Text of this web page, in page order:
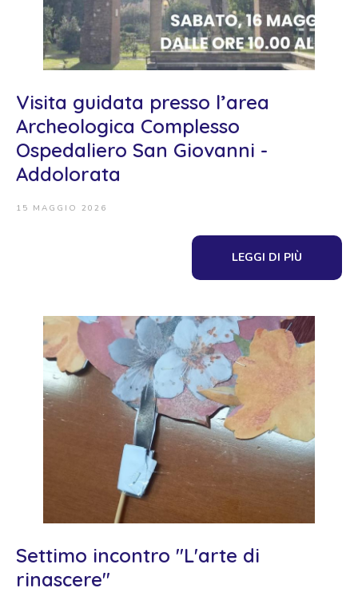
Visita guidata presso l’area
Archeologica Complesso
Ospedaliero San Giovanni -
Addolorata
15 MAGGIO 2026
LEGGI DI PIÙ
Settimo incontro "L'arte di
rinascere"